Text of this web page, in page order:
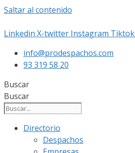
Saltar al contenido
Linkedin X-twitter Instagram Tiktok
info@prodespachos.com
93 319 58 20
Buscar
Buscar
Directorio
Despachos